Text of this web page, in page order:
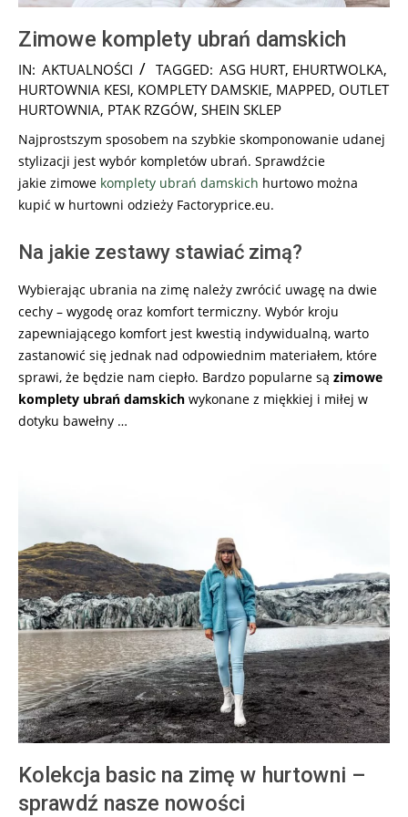
Zimowe komplety ubrań damskich
2024-
11-
29
IN: AKTUALNOŚCI TAGGED: ASG HURT, EHURTWOLKA,
HURTOWNIA KESI, KOMPLETY DAMSKIE, MAPPED, OUTLET
HURTOWNIA, PTAK RZGÓW, SHEIN SKLEP
Najprostszym sposobem na szybkie skomponowanie udanej
stylizacji jest wybór kompletów ubrań. Sprawdźcie
jakie zimowe komplety ubrań damskich hurtowo można
kupić w hurtowni odzieży Factoryprice.eu.
Na jakie zestawy stawiać zimą?
Wybierając ubrania na zimę należy zwrócić uwagę na dwie
cechy – wygodę oraz komfort termiczny. Wybór kroju
zapewniającego komfort jest kwestią indywidualną, warto
zastanowić się jednak nad odpowiednim materiałem, które
sprawi, że będzie nam ciepło. Bardzo popularne są zimowe
komplety ubrań damskich wykonane z miękkiej i miłej w
dotyku bawełny …
Kolekcja basic na zimę w hurtowni –
sprawdź nasze nowości